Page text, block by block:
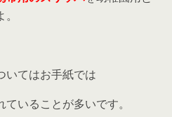
いてはお手紙では
いることが多いです。